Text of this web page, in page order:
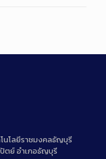
นโลยีราชมงคลธัญบุรี
ตย์ อำเภอธัญบุรี